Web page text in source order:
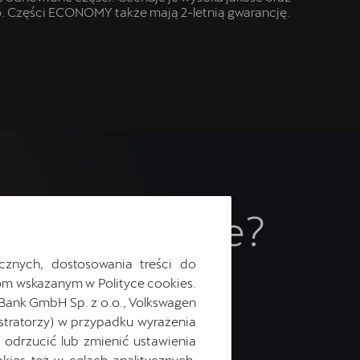
Części ECONOMY także mają 2-letnią gwarancję.
w serwisie?
dostosowania treści do
wskazanym w Polityce cookies.
GmbH Sp. z o.o., Volkswagen
w przypadku wyrażenia
lub zmienić ustawienia